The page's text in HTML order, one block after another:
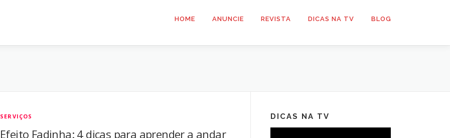
HOME ANUNCIE REVISTA DICAS NA TV BLOG
SERVIÇOS
Efeito Fadinha: 4 dicas para aprender a andar
DICAS NA TV